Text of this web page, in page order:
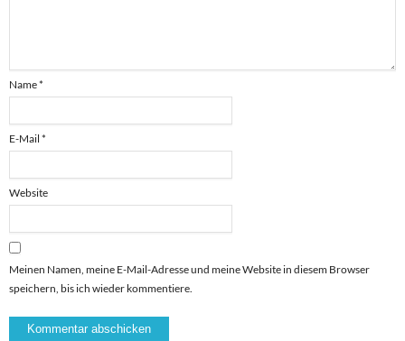
Name*
E-Mail *
Website
Meinen Namen, meine E-Mail-Adresse und meine Website in diesem Browser
speichern, bis ich wieder kommentiere.